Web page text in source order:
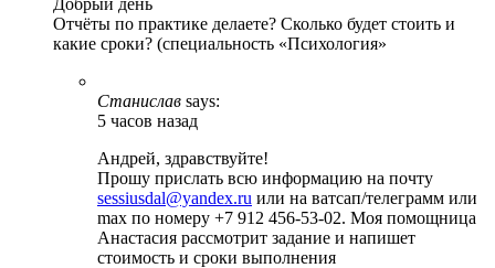
Отчёты по практике делаете? Сколько будет стоить и
какие сроки? (специальность «Психология»
Станислав says:
5 часов назад
Андрей, здравствуйте!
Прошу прислать всю информацию на почту
sessiusdal@yandex.ru или на ватсап/телеграмм или
max по номеру +7 912 456-53-02. Моя помощница
Анастасия рассмотрит задание и напишет
стоимость и сроки выполнения